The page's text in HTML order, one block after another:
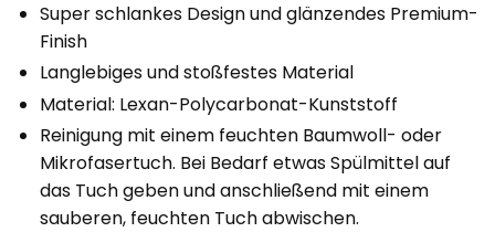
Super schlankes Design und glänzendes Premium-
Finish
Langlebiges und stoßfestes Material
Material: Lexan-Polycarbonat-Kunststoff
Reinigung mit einem feuchten Baumwoll- oder
Mikrofaser­tuch. Bei Bedarf etwas Spülmittel auf
das Tuch geben und anschließend mit einem
sauberen, feuchten Tuch abwischen.